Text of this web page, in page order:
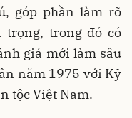
góp phần làm rõ
trọng, trong đó có
giá mới làm sâu
năm 1975 với Kỷ
tộc Việt Nam.